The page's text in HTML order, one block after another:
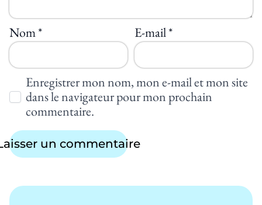
Nom* E-mail*
Enregistrer mon nom, mon e-mail et mon site
dans le navigateur pour mon prochain
commentaire.